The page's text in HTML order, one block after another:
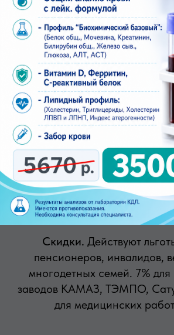
оценивать картину в
цикла и жалоб. При
пациентку могут
дальнейшим шагам
Комфортная запись.
Прием
очередей. Можно подобрать
от работы и
Скидки. Действуют
пенсионеров, инвалидов,
многодетных семей. 7%
заводов КАМАЗ, ТЭМПО,
для медицинских